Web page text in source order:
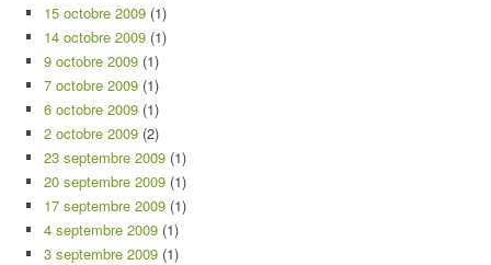
15 octobre 2009 (1)
14 octobre 2009 (1)
9 octobre 2009 (1)
7 octobre 2009 (1)
6 octobre 2009 (1)
2 octobre 2009 (2)
23 septembre 2009 (1)
20 septembre 2009 (1)
17 septembre 2009 (1)
4 septembre 2009 (1)
3 septembre 2009 (1)